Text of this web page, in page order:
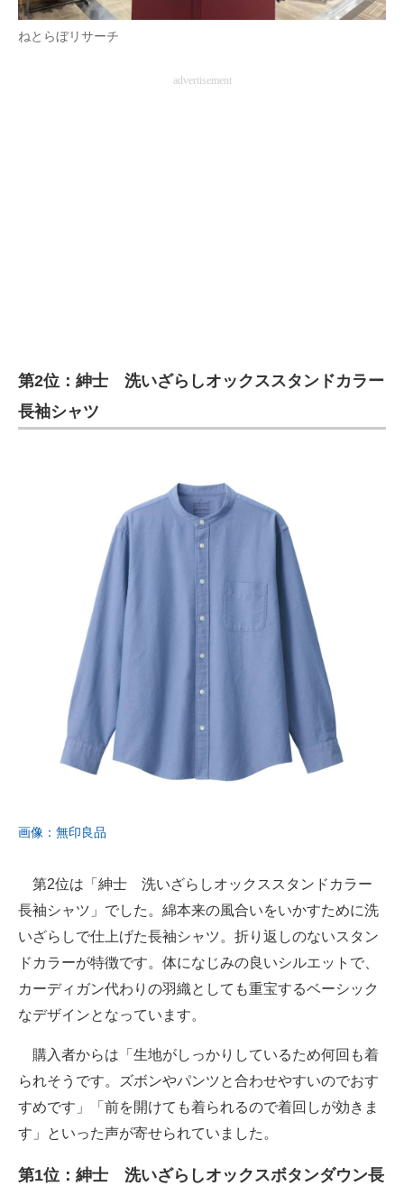
ねとらぼリサーチ
advertisement
第2位：紳士 洗いざらしオックススタンドカラー
長袖シャツ
画像：無印良品
第2位は「紳士 洗いざらしオックススタンドカラー
長袖シャツ」でした。綿本来の風合いをいかすために洗
いざらしで仕上げた長袖シャツ。折り返しのないスタン
ドカラーが特徴です。体になじみの良いシルエットで、
カーディガン代わりの羽織としても重宝するベーシック
なデザインとなっています。
購入者からは「生地がしっかりしているため何回も着
られそうです。ズボンやパンツと合わせやすいのでおす
すめです」「前を開けても着られるので着回しが効きま
す」といった声が寄せられていました。
第1位：紳士 洗いざらしオックスボタンダウン長